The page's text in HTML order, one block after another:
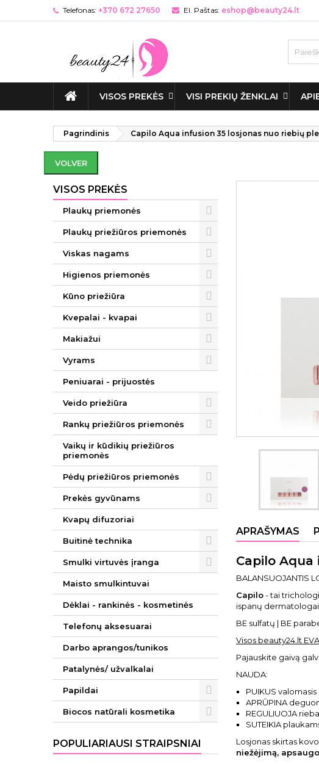
Telefonas: +370 672 27650 El. Paštas: eshop@beauty24.lt
VISOS PREKĖS VISI PREKIŲ ŽENKLAI
Pagrindinis Capilo Aqua infusion 35 losjonas nuo riebių
VOLVER
VISOS PREKĖS
Plaukų priemonės
Plaukų priežiūros priemonės
Viskas nagams
Higienos priemonės
Kūno priežiūra
Kvepalai - kvapai
Makiažui
Vyrams
Peniuarai - prijuostės
Veido priežiūra
Rankų priežiūros priemonės
Vaikų ir kūdikių priežiūros
priemonės
Pėdų priežiūros priemonės
Prekės gyvūnams
Kvapų difuzoriai
Buitinė technika
Smulki virtuvės įranga
Maisto smulkintuvai
Dėklai - rankinės - kosmetinės
Telefonų aksesuarai
Darbo aprangos/tunikos
Patalynės/ užvalkalai
Papildai
Biocos natūrali kosmetika
POPULIARIAUSI STRAIPSNIAI
APRAŠYMAS
Capilo
BALANSUOJANTIS
Capilo- tai
ispanų
BE sulfatų | BE
Visos beauty24.lt
Pajauskite gaivą
NAUDA:
PUIKUS
APRŪPINA
REGULIUOJA
SUTEIKIA
Losjonas skirtas
niežėjimą,